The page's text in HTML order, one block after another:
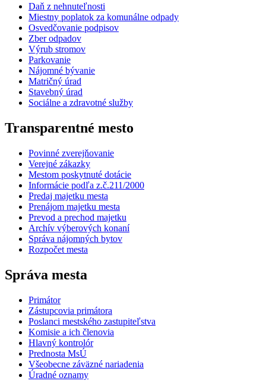
Daň z nehnuteľnosti
Miestny poplatok za komunálne odpady
Osvedčovanie podpisov
Zber odpadov
Výrub stromov
Parkovanie
Nájomné bývanie
Matričný úrad
Stavebný úrad
Sociálne a zdravotné služby
Transparentné mesto
Povinné zverejňovanie
Verejné zákazky
Mestom poskytnuté dotácie
Informácie podľa z.č.211/2000
Predaj majetku mesta
Prenájom majetku mesta
Prevod a prechod majetku
Archív výberových konaní
Správa nájomných bytov
Rozpočet mesta
Správa mesta
Primátor
Zástupcovia primátora
Poslanci mestského zastupiteľstva
Komisie a ich členovia
Hlavný kontrolór
Prednosta MsÚ
Všeobecne záväzné nariadenia
Úradné oznamy